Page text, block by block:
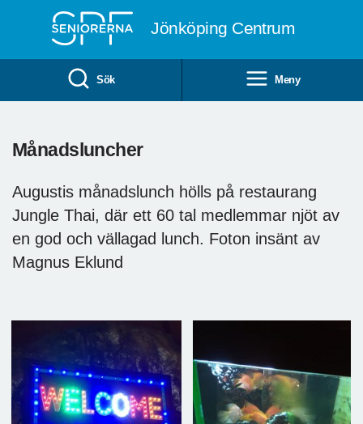
Jönköping Centrum
Sök Meny
Månadsluncher
Augustis månadslunch hölls på restaurang
Jungle Thai, där ett 60 tal medlemmar njöt av
en god och vällagad lunch. Foton insänt av
Magnus Eklund